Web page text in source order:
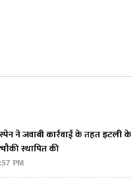
स्पेन ने जवाबी कार्रवाई के तहत इटली के
स्थापित की
PM